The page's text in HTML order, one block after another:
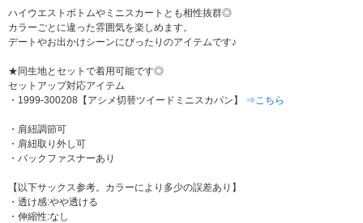
ハイウエストボトムやミニスカートとも相性抜群◎
カラーごとに違った雰囲気を楽しめます。
デートやお出かけシーンにぴったりのアイテムです♪
★同生地とセットで着用可能です◎
セットアップ対応アイテム
・1999-300208【アシメ切替ツイードミニスカパン】 ⇒こちら
・肩紐調節可
・肩紐取り外し可
・バックファスナーあり
【以下サックス参考。カラーにより多少の誤差あり】
・透け感:やや透ける
・伸縮性:なし